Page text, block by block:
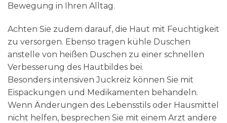
Bewegung in Ihren Alltag.
Achten Sie zudem darauf, die Haut mit Feuchtigkeit
zu versorgen. Ebenso tragen kühle Duschen
anstelle von heißen Duschen zu einer schnellen
Verbesserung des Hautbildes bei.
Besonders intensiven Juckreiz können Sie mit
Eispackungen und Medikamenten behandeln.
Wenn Änderungen des Lebensstils oder Hausmittel
nicht helfen, besprechen Sie mit einem Arzt andere